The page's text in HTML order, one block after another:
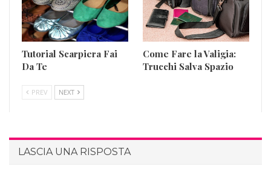
Tutorial Scarpiera Fai
Da Te
Come Fare la Valigia:
Trucchi Salva Spazio
PREV NEXT
LASCIA UNA RISPOSTA